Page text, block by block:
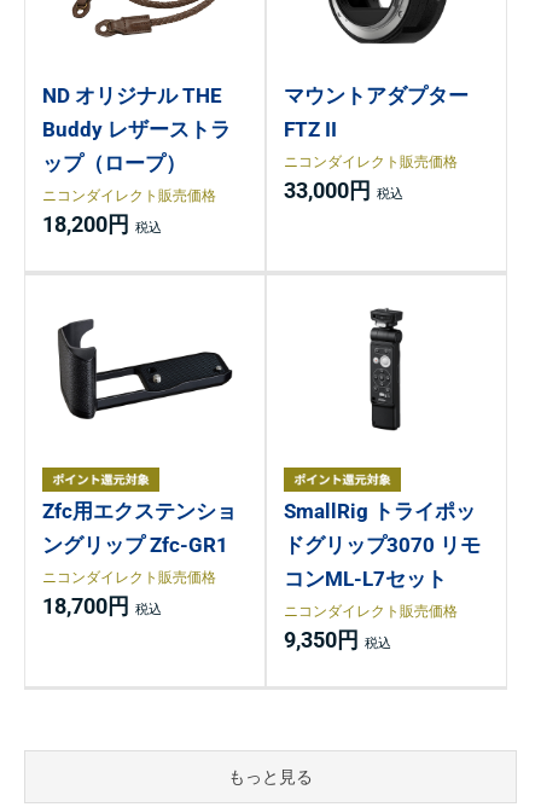
ND オリジナル THE
Buddy レザーストラ
ップ（ロープ）
ニコンダイレクト販売価格
18,200円
マウントアダプター
FTZ II
ニコンダイレクト販売価格
33,000円
Zfc用エクステンショ
ングリップ Zfc-GR1
ニコンダイレクト販売価格
18,700円
SmallRig トライポッ
ドグリップ3070 リモ
コンML-L7セット
ニコンダイレクト販売価格
9,350円
もっと見る